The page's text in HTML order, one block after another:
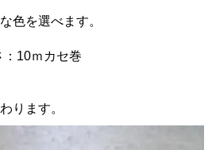
色を選べます。
10ｍカセ巻
ります。